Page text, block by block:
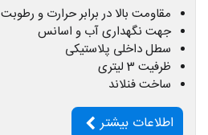
مقاومت بالا در برابر حرارت و رطوبت
جهت نگهداری آب و اسانس
سطل داخلی پلاستیکی
ظرفیت 3 لیتری
ساخت فنلاند
اطلاعات بیشتر